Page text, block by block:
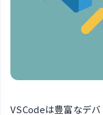
VSCodeは豊富なデ